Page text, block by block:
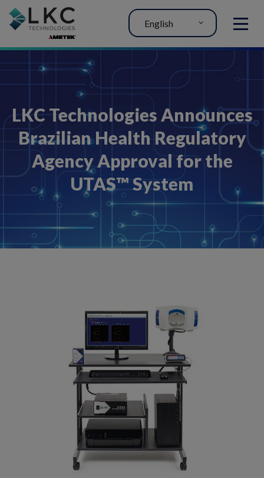
MENU
English
LKC Technologies Announces
Brazilian Health Regulatory
Agency Approval for the
UTAS™ System